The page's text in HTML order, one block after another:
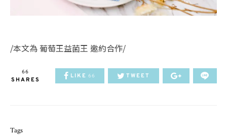
/本文為 葡萄王益菌王 邀約合作/
66
SHARES
LIKE 66 TWEET
Tags